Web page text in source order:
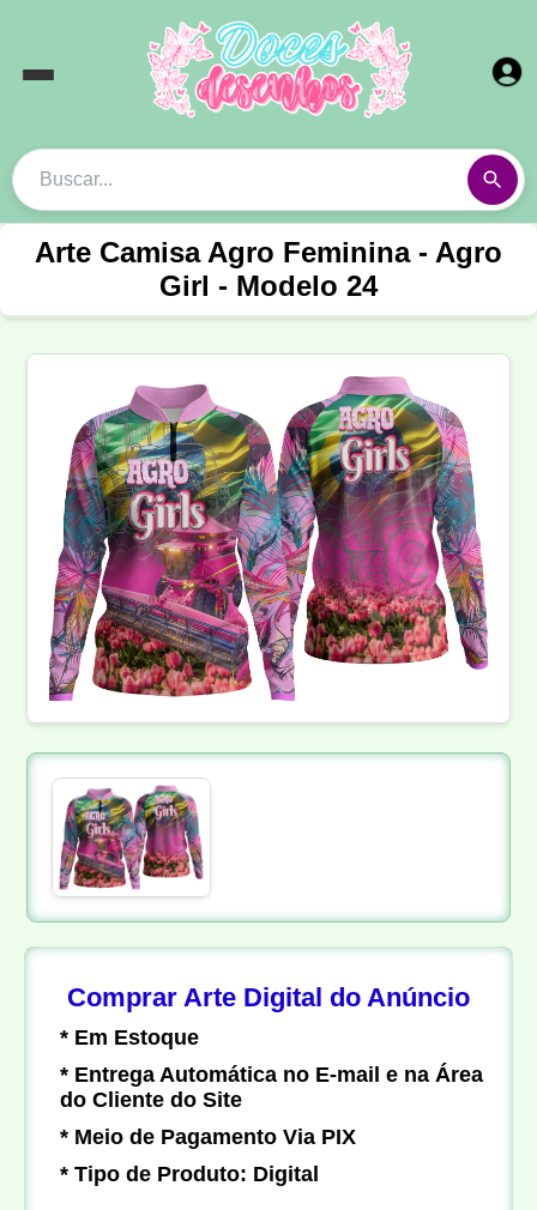
Arte Camisa Agro Feminina - Agro
Girl - Modelo 24
Comprar Arte Digital do Anúncio
* Em Estoque
* Entrega Automática no E-mail e na Área
do Cliente do Site
* Meio de Pagamento Via PIX
* Tipo de Produto: Digital